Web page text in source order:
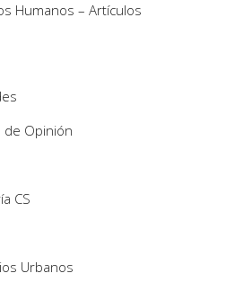
Humanos – Artículos
de Opinión
CS
Urbanos